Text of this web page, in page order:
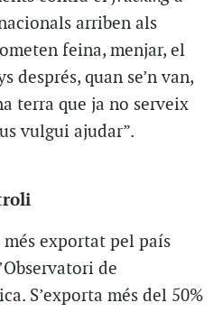
arriben als
feina, menjar, el
després, quan se’n van,
terra que ja no serveix
vulgui ajudar”.
exportat pel país
de
S’exporta més del 50%